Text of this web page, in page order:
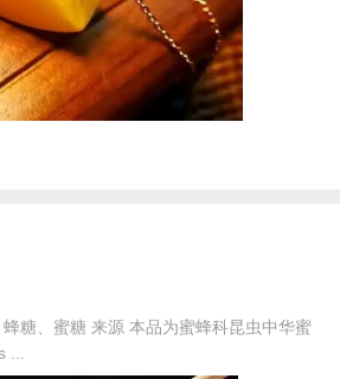
糖、蜜糖 来源 本品为蜜蜂科昆虫中华蜜